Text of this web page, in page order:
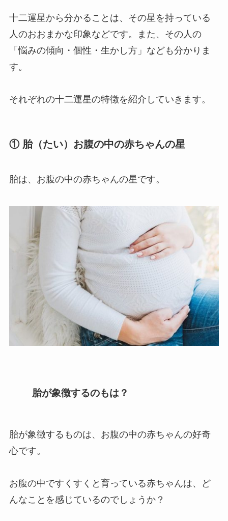
十二運星から分かることは、その星を持っている
人のおおまかな印象などです。また、その人の
「悩みの傾向・個性・生かし方」なども分かりま
す。
それぞれの十二運星の特徴を紹介していきます。
① 胎（たい）お腹の中の赤ちゃんの星
胎は、お腹の中の赤ちゃんの星です。
胎が象徴するのもは？
胎が象徴するものは、お腹の中の赤ちゃんの好奇
心です。
お腹の中ですくすくと育っている赤ちゃんは、ど
んなことを感じているのでしょうか？